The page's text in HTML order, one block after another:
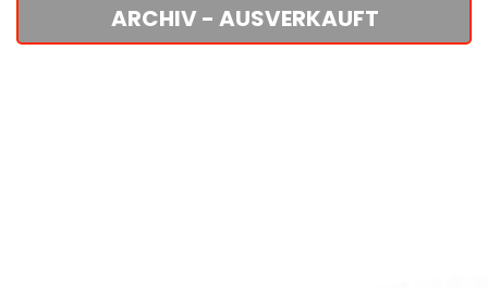
ARCHIV - AUSVERKAUFT